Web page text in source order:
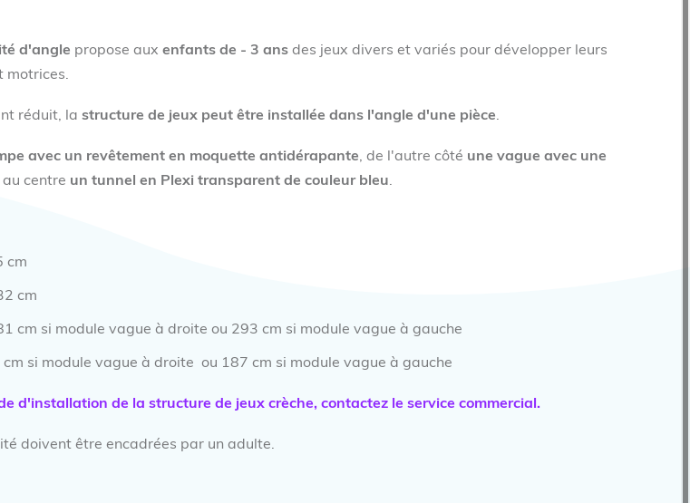
d'angle propose aux enfants de - 3 ans des jeux divers et variés pour développer leurs
motrices.
réduit, la structure de jeux peut être installée dans l'angle d'une pièce.
avec un revêtement en moquette antidérapante, de l'autre côté une vague avec une
centre un tunnel en Plexi transparent de couleur bleu.
cm
cm
cm si module vague à droite ou 293 cm si module vague à gauche
si module vague à droite ou 187 cm si module vague à gauche
d'installation de la structure de jeux crèche, contactez le service commercial.
doivent être encadrées par un adulte.